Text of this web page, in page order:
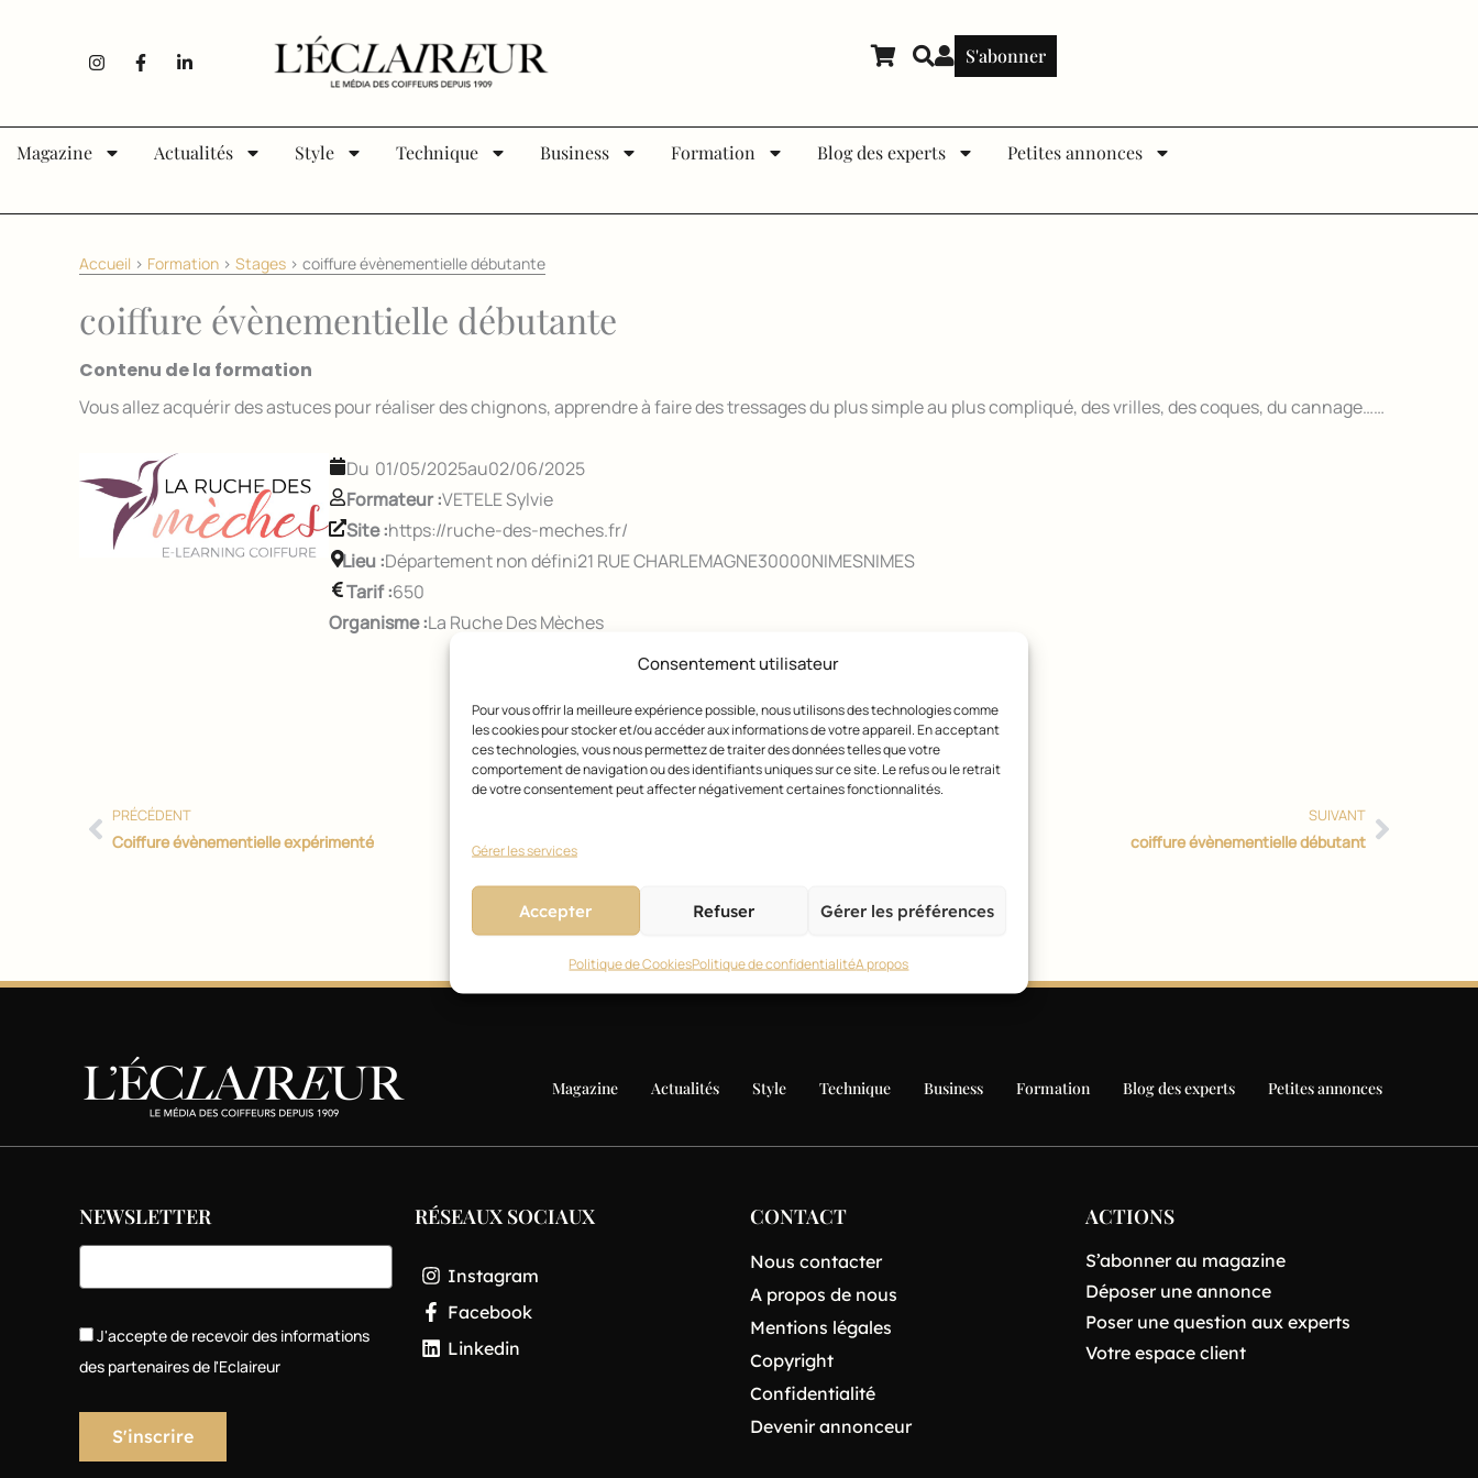
Consentement utilisateur
Pour vous offrir la meilleure expérience possible, nous utilisons des technologies comme
les cookies pour stocker et/ou accéder aux informations de votre appareil. En acceptant
ces technologies, vous nous permettez de traiter des données telles que votre
comportement de navigation ou des identifiants uniques sur ce site. Le refus ou le retrait
de votre consentement peut affecter négativement certaines fonctionnalités.
Gérer les services
Accepter Refuser Gérer les préférences
Politique de CookiesPolitique de confidentialitéA propos
I
n
a
F
a
b
f
L
i
e
i
i
S'abonner
Magazine Actualités Style Technique Business Formation Blog des experts Petites annonces
Accueil > Formation > Stages > coiffure évènementielle débutante
coiffure évènementielle débutante
Contenu de la formation
Vous allez acquérir des astuces pour réaliser des chignons, apprendre à faire des tressages du plus simple au plus compliqué, des vrilles, des coques, du cannage……
01/05/2025au02/06/2025
Formateur :VETELE Sylvie
Site :https://ruche-des-meches.fr/
Lieu :Département non défini21 RUE CHARLEMAGNE30000NIMESNIMES
Tarif :650
Organisme :La Ruche Des Mèches
PRÉCÉDENT
Coiffure évènementielle expérimenté
SUIVANT
coiffure évènementielle débutant
Magazine Actualités Style Technique Business Formation Blog des experts Petites annonces
NEWSLETTER
J'accepte de recevoir des informations
des partenaires de l'Eclaireur
RÉSEAUX SOCIAUX
Instagram
Facebook
Linkedin
CONTACT
Nous contacter
A propos de nous
Mentions légales
Copyright
Confidentialité
Devenir annonceur
ACTIONS
S’abonner au magazine
Déposer une annonce
Poser une question aux experts
Votre espace client